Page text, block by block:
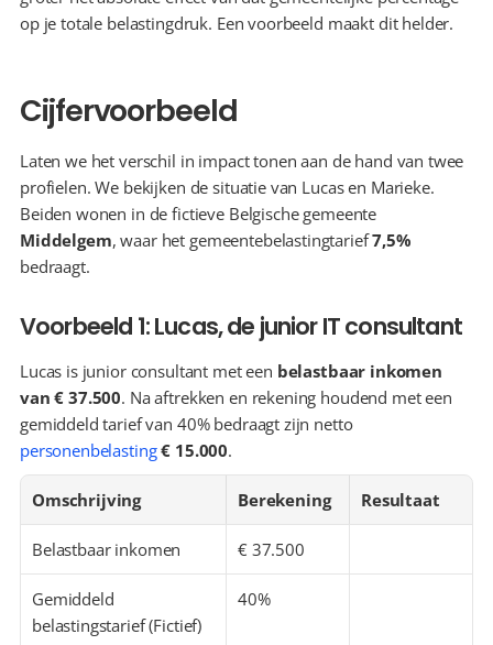
op je totale belastingdruk. Een voorbeeld maakt dit helder.
Cijfervoorbeeld
Laten we het verschil in impact tonen aan de hand van twee
profielen. We bekijken de situatie van Lucas en Marieke.
Middelgem, waar het gemeentebelastingtarief 7,5%
bedraagt.
Voorbeeld 1: Lucas, de junior IT consultant
Lucas is junior consultant met een belastbaar inkomen
van € 37.500. Na aftrekken en rekening houdend met een
gemiddeld tarief van 40% bedraagt zijn netto
personenbelasting€ 15.000.
Omschrijving Berekening Resultaat
Belastbaar inkomen € 37.500
Gemiddeld
belastingstarief (Fictief)
40%